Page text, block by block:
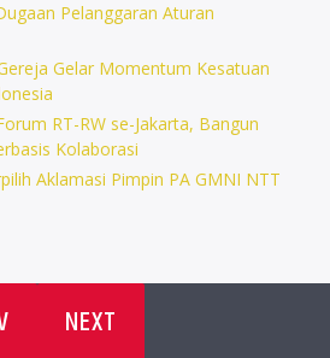
Pelanggaran Aturan
Gelar Momentum Kesatuan
RT-RW se-Jakarta, Bangun
Kolaborasi
Aklamasi Pimpin PA GMNI NTT
NEXT